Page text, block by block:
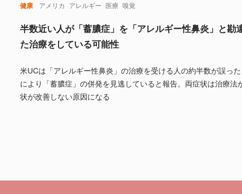
健康 アメリカ アレルギー 医療 嗅覚
半数近い人が「蓄膿症」を「アレルギー性鼻炎」と勘
た治療をしている可能性
米UCは「アレルギー性鼻炎」の治療を受ける人の約半数が誤っ
により「蓄膿症」の併発を見逃していると報告。両症状は治療法
状が改善しない原因になる